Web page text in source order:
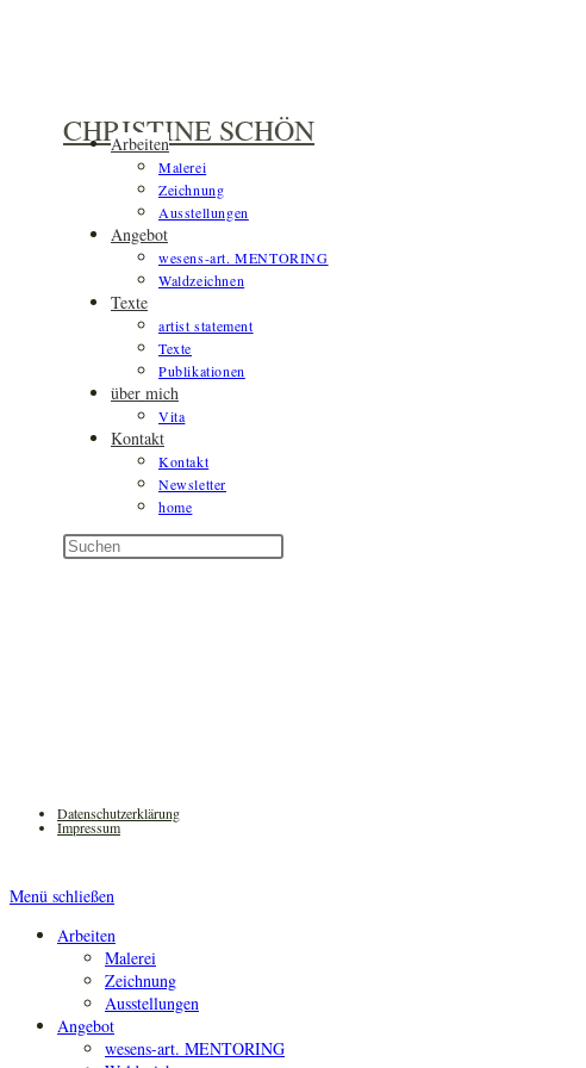
CHRISTINE SCHÖN
Arbeiten
Malerei
Zeichnung
Ausstellungen
Angebot
wesens-art. MENTORING
Waldzeichnen
Texte
artist statement
Texte
Publikationen
über mich
Vita
Kontakt
Kontakt
Newsletter
home
Diese
Website
Press
Datenschutzerklärung
Impressum
Menü schließen
Arbeiten
Malerei
Zeichnung
Ausstellungen
Angebot
wesens-art. MENTORING